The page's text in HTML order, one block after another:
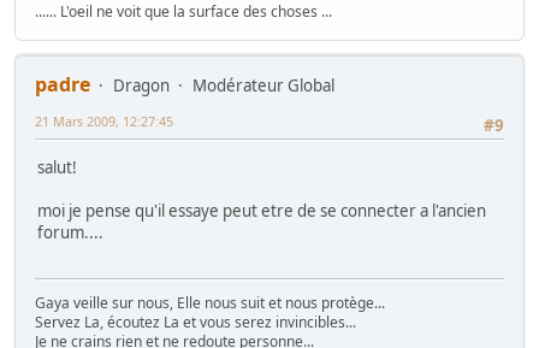
...... L'oeil ne voit que la surface des choses ...
padre Dragon
Modérateur Global
#9
21 Mars 2009, 12:27:45
salut!
moi je pense qu'il essaye peut etre de se connecter a l'ancien
forum....
Gaya veille sur nous, Elle nous suit et nous protège...
Servez La, écoutez La et vous serez invincibles...
Je ne crains rien et ne redoute personne...